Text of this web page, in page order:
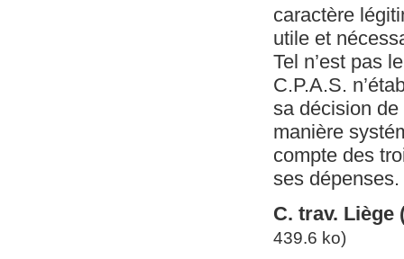
caractère
utile et
Tel n’est pas
C.P.A.S.
sa décision
manière
compte des
ses dépenses.
C. trav. Liège
439.6 ko)